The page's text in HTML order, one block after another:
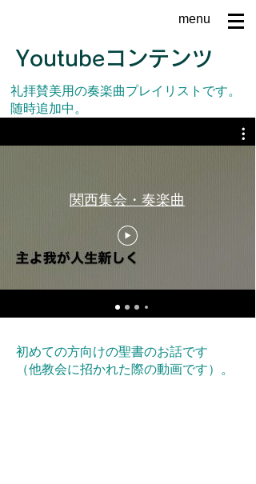
menu
Youtubeコンテンツ
​礼拝賛美用の奏楽曲プレイリストです。
随時追加中。
関西集会・奏楽曲
初めての方向けの聖書のお話です
​（他教会に招かれた際の動画です）。